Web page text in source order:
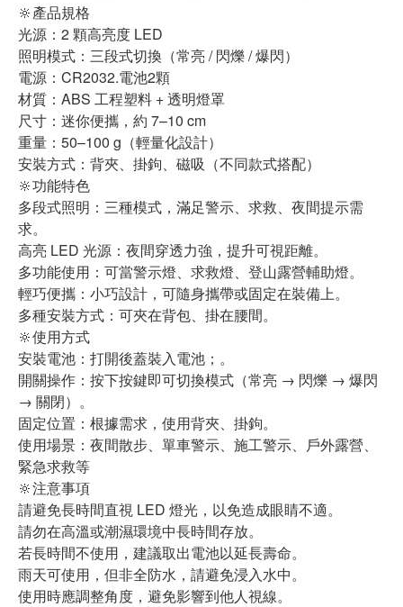
🔆產品規格
光源：2 顆高亮度 LED
照明模式：三段式切換（常亮 / 閃爍 / 爆閃）
電源：CR2032.電池2顆
材質：ABS 工程塑料 + 透明燈罩
尺寸：迷你便攜，約 7–10 cm
重量：50–100 g（輕量化設計）
安裝方式：背夾、掛鉤、磁吸（不同款式搭配）
🔆功能特色
多段式照明：三種模式，滿足警示、求救、夜間提示需
求。
高亮 LED 光源：夜間穿透力強，提升可視距離。
多功能使用：可當警示燈、求救燈、登山露營輔助燈。
輕巧便攜：小巧設計，可隨身攜帶或固定在裝備上。
多種安裝方式：可夾在背包、掛在腰間。
🔆使用方式
安裝電池：打開後蓋裝入電池；。
開關操作：按下按鍵即可切換模式（常亮 → 閃爍 → 爆閃
→ 關閉）。
固定位置：根據需求，使用背夾、掛鉤。
使用場景：夜間散步、單車警示、施工警示、戶外露營、
緊急求救等
🔆注意事項
請避免長時間直視 LED 燈光，以免造成眼睛不適。
請勿在高溫或潮濕環境中長時間存放。
若長時間不使用，建議取出電池以延長壽命。
雨天可使用，但非全防水，請避免浸入水中。
使用時應調整角度，避免影響到他人視線。